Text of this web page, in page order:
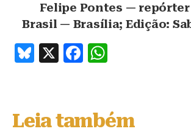
Felipe Pontes —
Brasil — Brasília; Edição:
B
s
k
X
F
e
b
s
A
Leia também